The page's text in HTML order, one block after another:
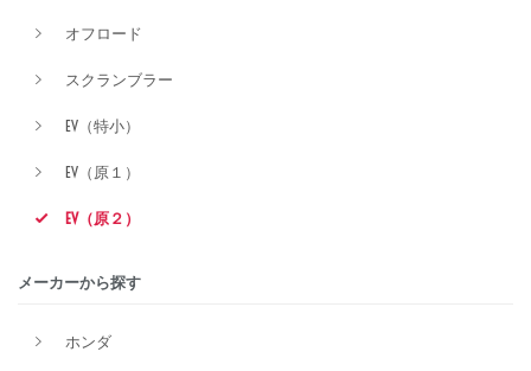
オフロード
スクランブラー
EV（特小）
EV（原１）
EV（原２）
メーカーから探す
ホンダ